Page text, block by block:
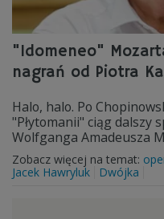
"Idomeneo"
nagrań od Piotra
Halo, halo. Po
"Płytomanii" ciąg dalszy
Wolfganga Amadeusza
Zobacz więcej na temat:
Jacek Hawryluk
Dwójka